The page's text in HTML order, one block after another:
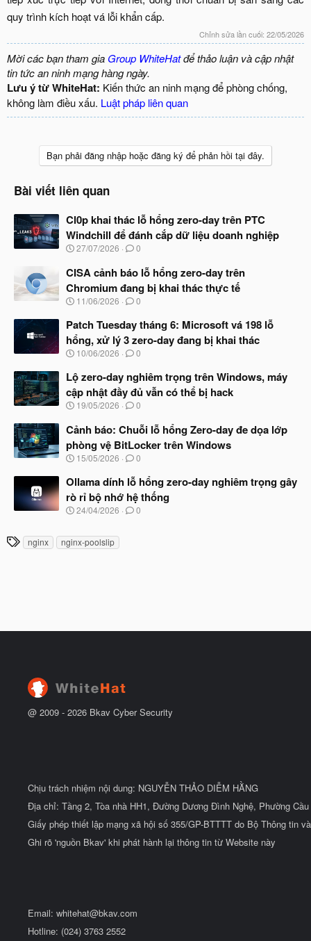
quy trình kích hoạt vá lỗi khẩn cấp.​
Chỉnh sửa lần cuối: 22/05/2026
Mời các bạn tham gia Group WhiteHatđể thảo luận và cập nhật
tin tức an ninh mạng hàng ngày.
Lưu ý từ WhiteHat: Kiến thức an ninh mạng để phòng chống,
không làm điều xấu. Luật pháp liên quan
Bạn phải đăng nhập hoặc đăng ký để phản hồi tại đây.
Bài viết liên quan
Cl0p khai thác lỗ hổng zero-day trên PTC
Windchill để đánh cắp dữ liệu doanh nghiệp
N
à
y
b
ắ
đ
ầ
u
27/07/2026 0
CISA cảnh báo lỗ hổng zero-day trên
Chromium đang bị khai thác thực tế
N
à
y
b
ắ
đ
ầ
u
11/06/2026 0
Patch Tuesday tháng 6: Microsoft vá 198 lỗ
hổng, xử lý 3 zero-day đang bị khai thác
N
à
y
b
ắ
đ
ầ
u
10/06/2026 0
Lộ zero-day nghiêm trọng trên Windows, máy
cập nhật đầy đủ vẫn có thể bị hack
N
à
y
b
ắ
đ
ầ
u
19/05/2026 0
Cảnh báo: Chuỗi lỗ hổng Zero-day đe dọa lớp
phòng vệ BitLocker trên Windows
N
à
b
ắ
đ
ầ
15/05/2026 0
Ollama dính lỗ hổng zero-day nghiêm trọng gây
rò rỉ bộ nhớ hệ thống
N
y
24/04/2026 0
Tnginx nginx-poolslip
@ 2009 - 2026 Bkav Cyber Security
Chịu trách nhiệm nội dung: NGUYỄN THẢO DIỄM HẰNG
Địa chỉ: Tầng 2, Tòa nhà HH1, Đường Dương Đình Nghệ, Phường
Giấy phép thiết lập mạng xã hội số 355/GP-BTTTT do Bộ Thông tin
Ghi rõ 'nguồn Bkav' khi phát hành lại thông tin từ Website này
Email: whitehat@bkav.com
Hotline: (024) 3763 2552